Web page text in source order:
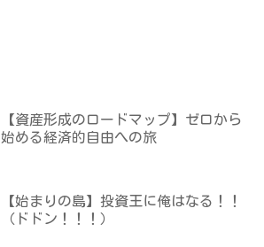
【資産形成のロードマップ】ゼロから
始める経済的自由への旅
【始まりの島】投資王に俺はなる！！
（ドドン！！！）